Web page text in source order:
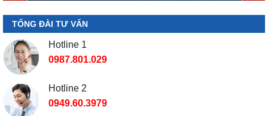
TỔNG ĐÀI TƯ VẤN
Hotline 1
0987.801.029
Hotline 2
0949.60.3979